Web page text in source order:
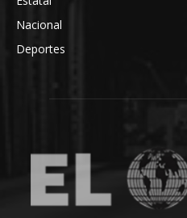
Nacional
Deportes